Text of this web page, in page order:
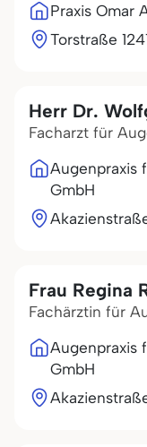
Praxis Omar
Torstraße 124
Herr Dr.
Facharzt für
Augenpraxis
GmbH
Frau Regina
Fachärztin für
Augenpraxis
GmbH